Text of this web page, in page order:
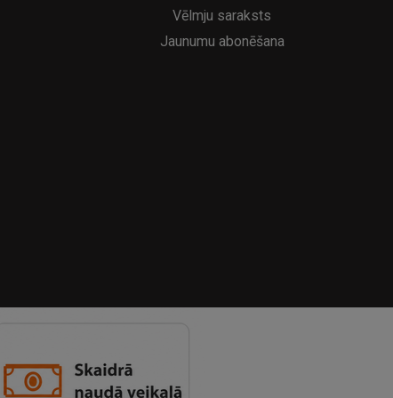
Vēlmju saraksts
Jaunumu abonēšana